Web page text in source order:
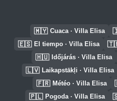
🇲🇾 Cuaca · Villa Elisa
🇪🇸 El tiempo · Villa Elisa
🇭🇺 Időjárás · Villa Elisa
🇱🇻 Laikapstākļi · Villa Elisa
🇫🇷 Météo · Villa Elisa
🇵🇱 Pogoda · Villa Elisa